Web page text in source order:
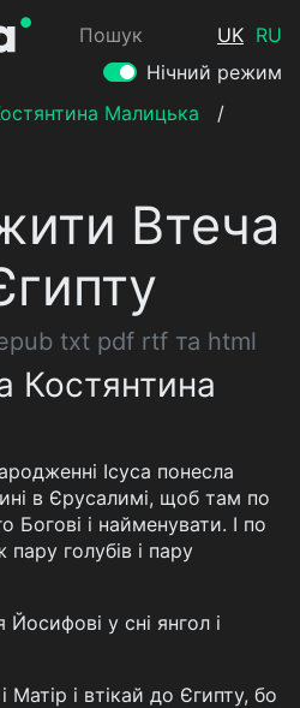
Пошук UK RU
Нічний режим
Малицька
/
Втеча
txt pdf rtf та html
Костянтина
Ісуса понесла
в Єрусалимі, щоб там по
Богові і найменувати. І по
голубів і пару
Йосифові у сні янгол і
і втікай до Єгипту, бо